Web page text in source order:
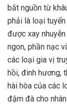
bắt nguồn từ
phải là loại
được xay
ngon, phần nạc
các loại gia vị
hồi, đinh hương,
hài hòa của các
đậm đà cho